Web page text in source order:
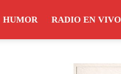
HUMOR RADIO EN VIVO